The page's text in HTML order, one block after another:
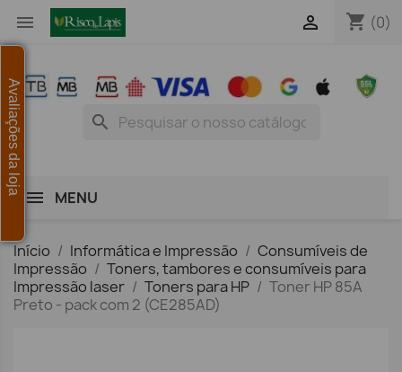
 shopping_cart (0)

search
MENU
Início Informática e Impressão
Consumíveis de
Impressão
Toners, tambores e consumíveis para
Impressão laser
Toners para HP
Toner HP 85A
Preto - pack com 2 (CE285AD)
Avaliações da loja